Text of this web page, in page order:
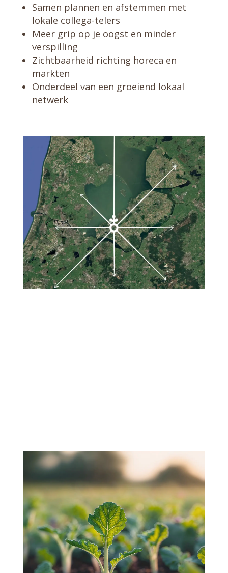
Samen plannen en afstemmen met
lokale collega-telers
Meer grip op je oogst en minder
verspilling
Zichtbaarheid richting horeca en
markten
Onderdeel van een groeiend lokaal
netwerk